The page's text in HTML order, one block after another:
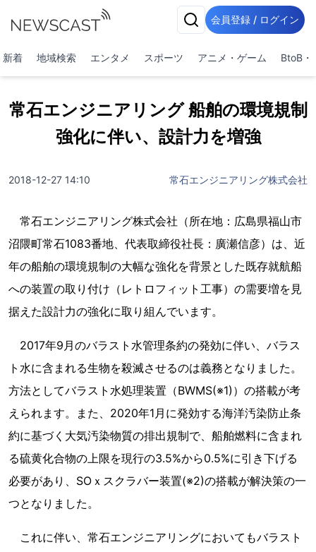
会員登録 / ログイン
新着 地域検索 エンタメ スポーツ アニメ・ゲーム BtoB・
常石エンジニアリング 船舶の環境規制
強化に伴い、設計力を増強
2018-12-27 14:10 常石エンジニアリング株式会社
常石エンジニアリング株式会社（所在地：広島県福山市
沼隈町常石1083番地、代表取締役社長：廣瀬信彦）は、近
年の船舶の環境規制の大幅な強化を背景とした既存就航船
への装置の取り付け（レトロフィット工事）の需要増を見
据えた設計力の強化に取り組んでいます。
2017年9月のバラスト水管理条約の発効に伴い、バラス
ト水に含まれる生物を殺滅させるのは義務となりました。
方法としてバラスト水処理装置（BWMS(※1)）の搭載が考
えられます。また、2020年1月に発効する海洋汚染防止条
約に基づく大気汚染物質の排出規制で、船舶燃料に含まれ
る硫黄化合物の上限を現行の3.5%から0.5%に引き下げる
必要があり、SOｘスクラバー装置(※2)の搭載が解決策の一
つとなりました。
これに伴い、常石エンジニアリングにおいてもバラスト